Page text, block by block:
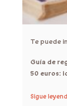
Te puede
Guía de
50 euros:
Sigue